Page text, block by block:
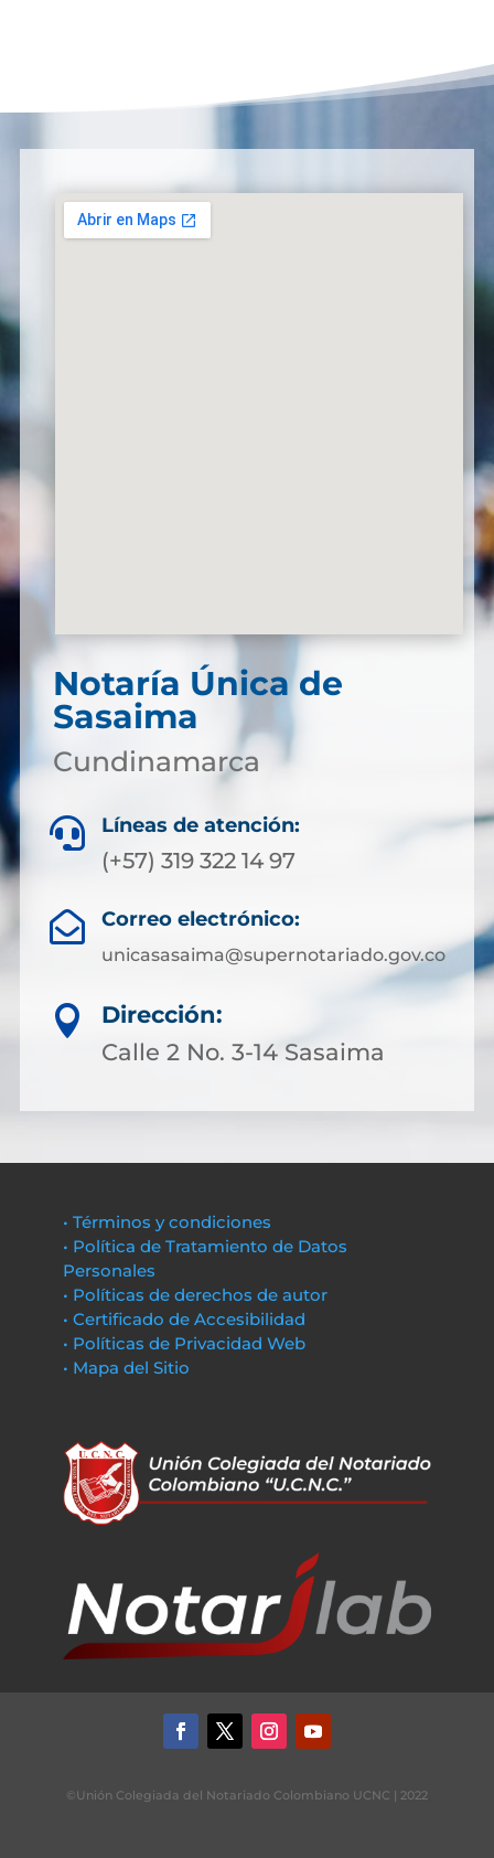
Notaría Única de
Sasaima
Cundinamarca
 Líneas de atención:
(+57) 319 322 14 97
 Correo electrónico:
unicasasaima@supernotariado.gov.co

Dirección:
Calle 2 No. 3-14 Sasaima
• Términos y condiciones
• Política de Tratamiento de Datos
Personales
• Políticas de derechos de autor
• Certificado de Accesibilidad
• Políticas de Privacidad Web
• Mapa del Sitio
©Unión Colegiada del Notariado Colombiano UCNC | 2022